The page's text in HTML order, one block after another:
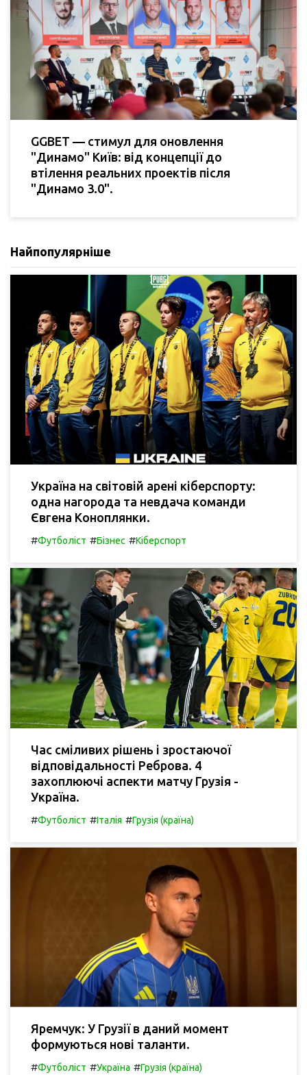
GGBET — стимул для оновлення
"Динамо" Київ: від концепції до
втілення реальних проектів після
"Динамо 3.0".
Найпопулярніше
Україна на світовій арені кіберспорту:
одна нагорода та невдача команди
Євгена Коноплянки.
#Футболіст #Бізнес #Кіберспорт
Час сміливих рішень і зростаючої
відповідальності Реброва. 4
захоплюючі аспекти матчу Грузія -
Україна.
#Футболіст #Італія #Грузія (країна)
Яремчук: У Грузії в даний момент
формуються нові таланти.
#Футболіст #Україна #Грузія (країна)